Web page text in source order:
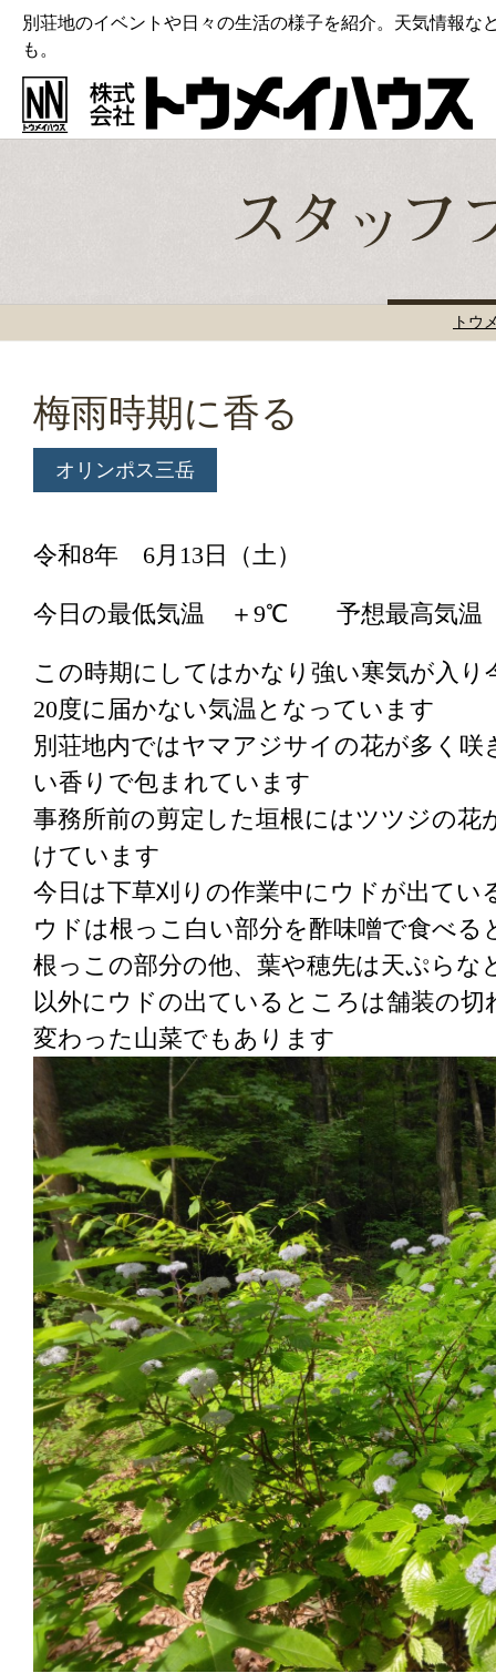
別荘地のイベントや日々の生活の様子を紹介。天気情報な
も。
トウ
梅雨時期に香る
オリンポス三岳
令和8年 6月13日（土）
今日の最低気温 ＋9℃ 予想最高
この時期にしてはかなり強い寒気が入
20度に届かない気温となっています
別荘地内ではヤマアジサイの花が多く
い香りで包まれています
事務所前の剪定した垣根にはツツジの
けています
今日は下草刈りの作業中にウドが出てい
ウドは根っこ白い部分を酢味噌で食べる
根っこの部分の他、葉や穂先は天ぷら
以外にウドの出ているところは舗装の
変わった山菜でもあります